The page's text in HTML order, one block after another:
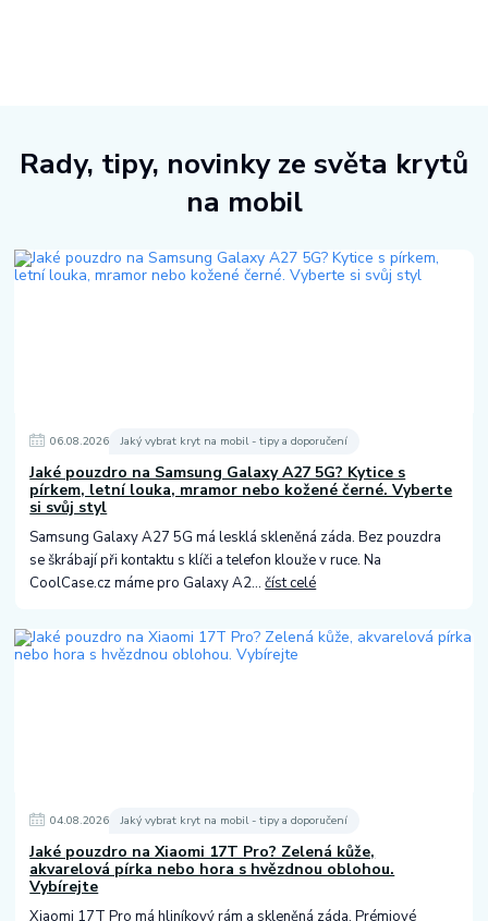
Rady, tipy, novinky ze světa krytů
na mobil
06.08.2026 Jaký vybrat kryt na mobil - tipy a doporučení
Jaké pouzdro na Samsung Galaxy A27 5G? Kytice s
pírkem, letní louka, mramor nebo kožené černé. Vyberte
si svůj styl
Samsung Galaxy A27 5G má lesklá skleněná záda. Bez pouzdra
se škrábají při kontaktu s klíči a telefon klouže v ruce. Na
CoolCase.cz máme pro Galaxy A2...číst celé
04.08.2026 Jaký vybrat kryt na mobil - tipy a doporučení
Jaké pouzdro na Xiaomi 17T Pro? Zelená kůže,
akvarelová pírka nebo hora s hvězdnou oblohou.
Vybírejte
Xiaomi 17T Pro má hliníkový rám a skleněná záda. Prémiové